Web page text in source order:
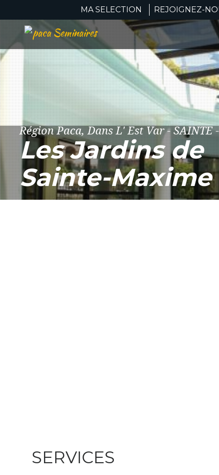
MA SELECTION REJOIGNEZ-
Région Paca, Dans L' Est Var - SAINTE
Les Jardins de
Sainte-Maxime
SERVICES